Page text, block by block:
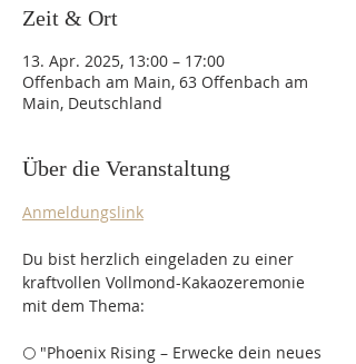
Zeit & Ort
13. Apr. 2025, 13:00 – 17:00
Offenbach am Main, 63 Offenbach am
Main, Deutschland
Über die Veranstaltung
Anmeldungslink
Du bist herzlich eingeladen zu einer
kraftvollen Vollmond-Kakaozeremonie
mit dem Thema:
🌕 "Phoenix Rising – Erwecke dein neues